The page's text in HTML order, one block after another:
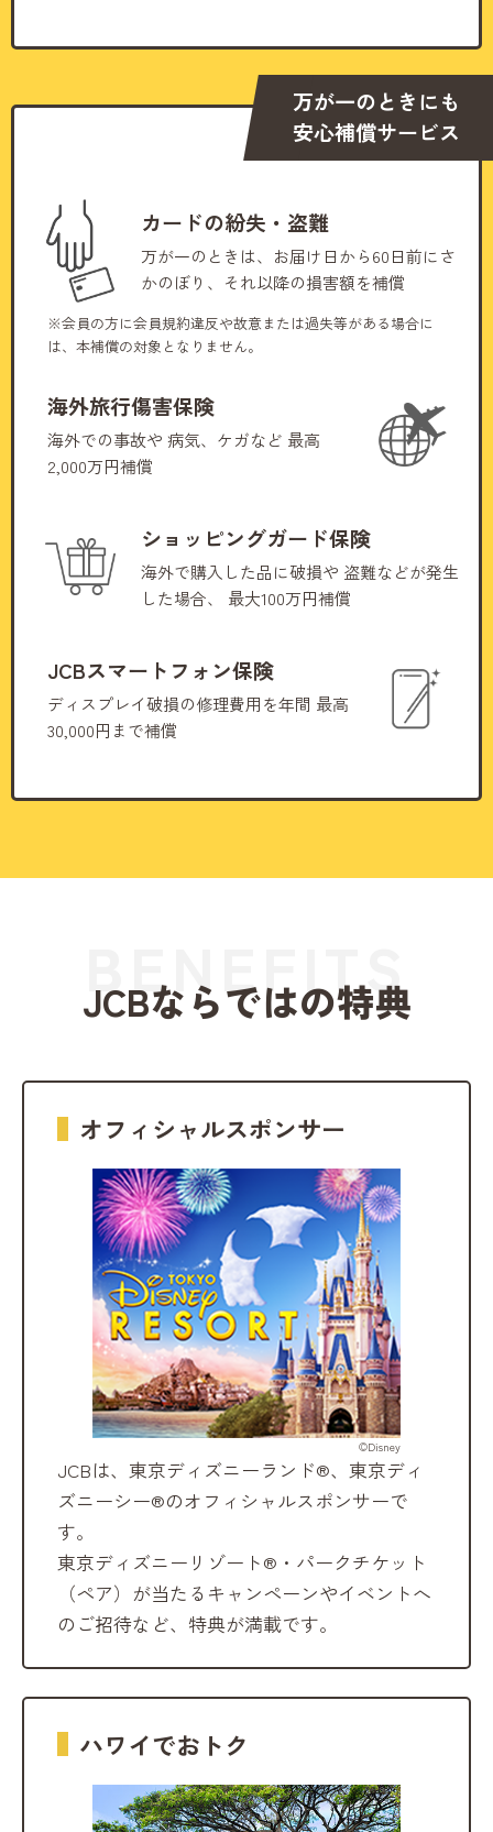
万が一のときにも
安心補償サービス
カードの紛失・盗難
万が一のときは、お届け日から60日前にさ
かのぼり、それ以降の損害額を補償
※会員の方に会員規約違反や故意または過失等がある場合に
は、本補償の対象となりません。
海外旅行傷害保険
海外での事故や 病気、ケガなど 最高
2,000万円補償
ショッピングガード保険
海外で購入した品に破損や 盗難などが発生
した場合、
最大100万円補償
JCBスマートフォン保険
ディスプレイ破損の修理費用を年間 最高
30,000円まで補償
BENEFITS
JCBならではの特典
オフィシャルスポンサー
©Disney
JCBは、東京ディズニーランド®、東京ディ
ズニーシー®のオフィシャルスポンサーで
す。
東京ディズニーリゾート®・パークチケット
（ペア）が当たるキャンペーンやイベントへ
のご招待など、特典が満載です。
ハワイでおトク